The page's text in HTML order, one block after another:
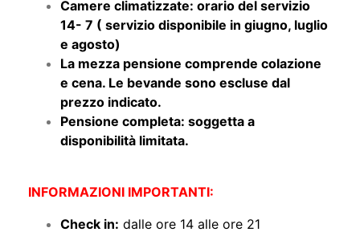
14- 7 ( servizio disponibile in giugno, luglio
e agosto)
La mezza pensione comprende colazione
e cena. Le bevande sono escluse dal
prezzo indicato.
Pensione completa: soggetta a
disponibilità limitata.